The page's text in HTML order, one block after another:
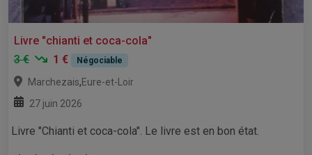
Livre "chianti et coca-cola"
3 €
1 € Négociable
Marchezais,Eure-et-Loir
27 juin 2026
Livre "Chianti et coca-cola". Le livre est en bon état.